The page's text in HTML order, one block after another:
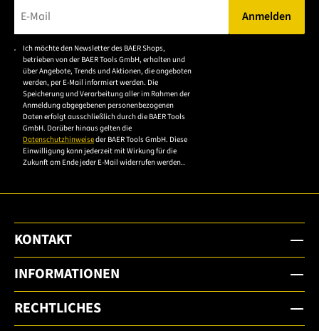
Bitte geben Sie eine gültige E-Mail-Adresse ein.
Anmelden
Ich möchte den Newsletter des BAER Shops,
betrieben von der BAER Tools GmbH, erhalten und
über Angebote, Trends und Aktionen, die angeboten
werden, per E-Mail informiert werden. Die
Speicherung und Verarbeitung aller im Rahmen der
Anmeldung abgegebenen personenbezogenen
Daten erfolgt ausschließlich durch die BAER Tools
GmbH. Darüber hinaus gelten die
Datenschutzhinweiseder BAER Tools GmbH. Diese
Einwilligung kann jederzeit mit Wirkung für die
Zukunft am Ende jeder E-Mail widerrufen werden..
KONTAKT
INFORMATIONEN
RECHTLICHES